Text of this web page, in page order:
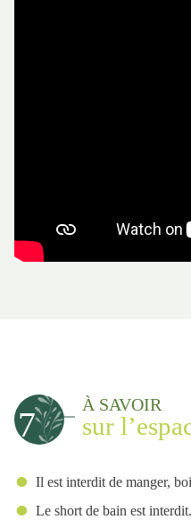
7 À SAVOIR
sur
Il est interdit de manger,
Le short de bain est